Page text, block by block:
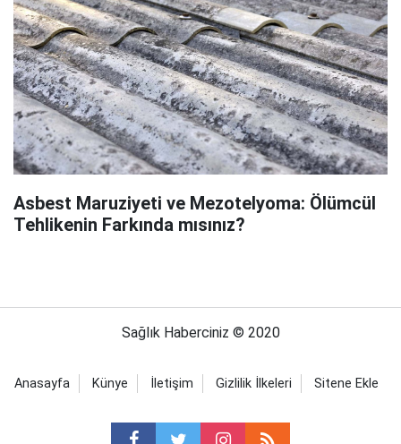
Asbest Maruziyeti ve Mezotelyoma: Ölümcül
Tehlikenin Farkında mısınız?
Sağlık Haberciniz © 2020
Anasayfa Künye İletişim Gizlilik İlkeleri Sitene Ekle